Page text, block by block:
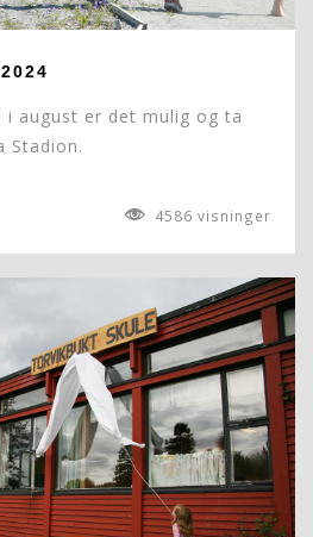
i august er det mulig og ta
Stadion.
4586 visninger